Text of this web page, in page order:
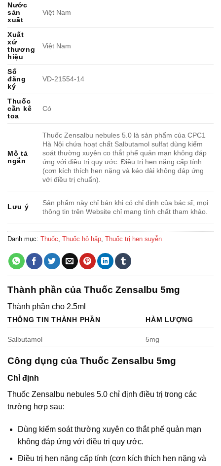
Nước
sản
xuất
Việt Nam
Xuất
xứ
thương
hiệu
Việt Nam
Số
đăng
ký
VD-21554-14
Thuốc
cần kê
toa
Có
Mô tả
ngắn
Thuốc Zensalbu nebules 5.0 là sản phẩm của CPC1
Hà Nội chứa hoạt chất Salbutamol sulfat dùng kiểm
soát thường xuyên co thắt phế quản mạn không đáp
ứng với điều trị quy ước. Điều trị hen nặng cấp tính
(cơn kích thích hen nặng và kéo dài không đáp ứng
với điều trị chuẩn).
Lưu ý
Sản phẩm này chỉ bán khi có chỉ định của bác sĩ, mọi
thông tin trên Website chỉ mang tính chất tham khảo.
Danh mục: Thuốc Thuốc hô hấp Thuốc trị hen suyễn
Thành phần của Thuốc Zensalbu 5mg
Thành phần cho 2.5ml
THÔNG TIN THÀNH PHẦN HÀM LƯỢNG
Salbutamol 5mg
Công dụng của Thuốc Zensalbu 5mg
Chỉ định
Thuốc Zensalbu nebules 5.0 chỉ định điều trị trong các
trường hợp sau:
Dùng kiểm soát thường xuyên co thắt phế quản mạn
không đáp ứng với điều trị quy ước.
Điều trị hen nặng cấp tính (cơn kích thích hen nặng và